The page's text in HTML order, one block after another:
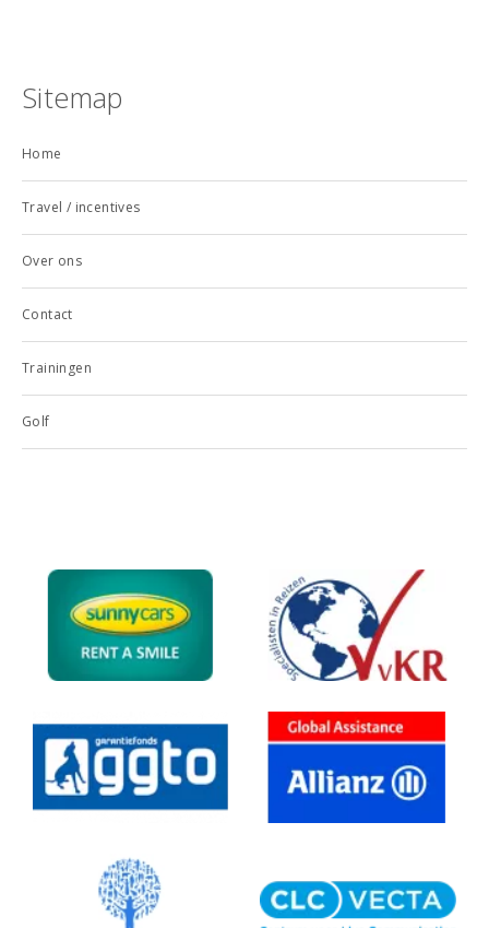
Sitemap
Home
Travel / incentives
Over ons
Contact
Trainingen
Golf